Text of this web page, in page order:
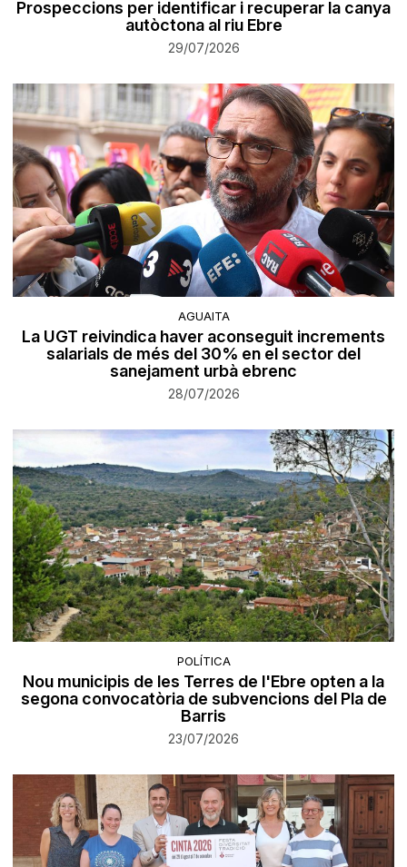
Prospeccions per identificar i recuperar la canya
autòctona al riu Ebre
29/07/2026
AGUAITA
La UGT reivindica haver aconseguit increments
salarials de més del 30% en el sector del
sanejament urbà ebrenc
28/07/2026
POLÍTICA
Nou municipis de les Terres de l'Ebre opten a la
segona convocatòria de subvencions del Pla de
Barris
23/07/2026